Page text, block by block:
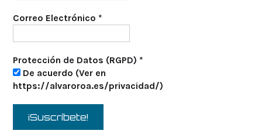
Correo Electrónico *
Protección de Datos (RGPD) *
De acuerdo (Ver en
https://alvaroroa.es/privacidad/)